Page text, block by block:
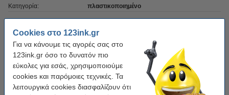
Cookies στο 123ink.gr
Για να κάνουμε τις αγορές σας στο
123ink.gr όσο το δυνατόν πιο
εύκολες για εσάς, χρησιμοποιούμε
cookies και παρόμοιες τεχνικές. Τα
λειτουργικά cookies διασφαλίζουν ότι
Κατηγορία: πλαστικοποιημένο
Κωδικός: TZe-335
Βάρος: